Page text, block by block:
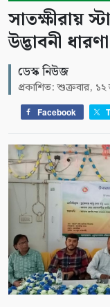
সাতক্ষীরায়
উদ্ভাবনী
ডেস্ক নিউজ
প্রকাশিত: শুক্রবার,
Facebook